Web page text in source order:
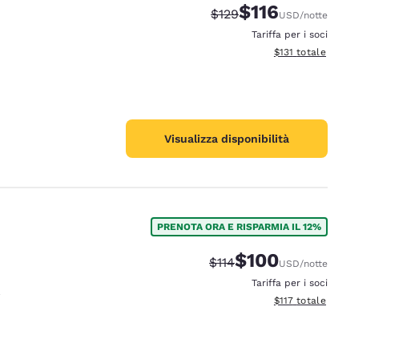
Tariffa di barratura:
$129Tariffa scontata:
$116USD/notte
Tariffa per i soci
Visualizza i dettagli totali
$131 totale
Visualizza disponibilità
PRENOTA ORA E RISPARMIA IL 12%
Tariffa di barratura:
$114Tariffa scontata:
$100USD/notte
Tariffa per i soci
Visualizza i dettagli totali
$117 totale